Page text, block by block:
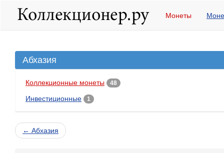
Монеты
Абхазия
Коллекционные монеты 48
Инвестиционные 1
← Абхазия